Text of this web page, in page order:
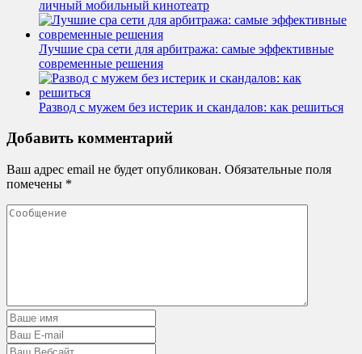
личный мобильный кинотеатр
Лучшие cpa сети для арбитража: самые эффективные
современные решения
Развод с мужем без истерик и скандалов: как решиться
Добавить комментарий
Ваш адрес email не будет опубликован. Обязательные поля
помечены *